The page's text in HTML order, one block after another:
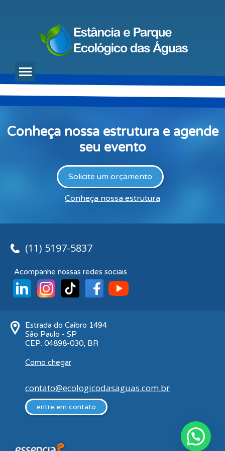
Conheça nossa estrutura e agende
seu evento
Solicite um orçamento
Conheça nossa estrutura
(11) 5197-5837
Acompanhe nossas redes sociais
Estrada do Caibro 1494
São Paulo - SP
CEP: 04898-030, BR
Como chegar
contato@ecologicodasaguas.com.br
entre em contato